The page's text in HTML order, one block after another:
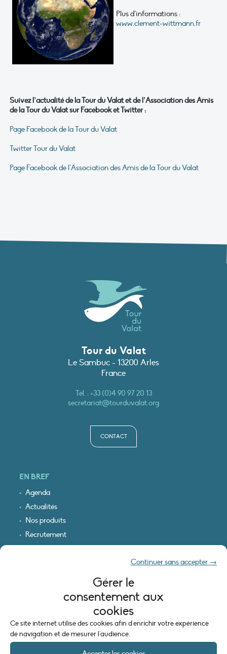
Gérer le
consentement aux
cookies
Ce site internet utilise des cookies afin d'enrichir votre expérience
de navigation et de mesurer l'audience.
Continuer sans accepter →
Plus d’informations :
www.clement-wittmann.fr
Suivez l’actualité de la Tour du Valat et de l’Association des Amis
de la Tour du Valat sur Facebook et Twitter :
Page Facebook de la Tour du Valat
Twitter Tour du Valat
Page Facebook de l’Association des Amis de la Tour du Valat
Tour du Valat
Le Sambuc - 13200 Arles
France
Tél. :+33 (0)4 90 97 20 13
secretariat@tourduvalat.org
CONTACT
EN BREF
Agenda
Actualités
Nos produits
Recrutement
INFORMATIONS LÉGALES
Mentions légales
Politique de cookies (UE)